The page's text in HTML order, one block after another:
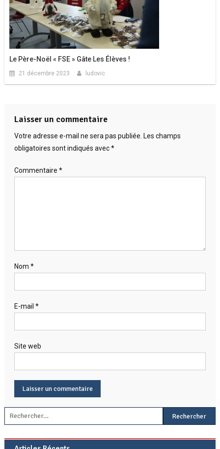
Le Père-Noël « FSE » Gâte Les Élèves !
21 décembre 2023 ludovic
Laisser un commentaire
Votre adresse e-mail ne sera pas publiée. Les champs
obligatoires sont indiqués avec*
Commentaire *
Nom *
E-mail *
Site web
Rechercher :